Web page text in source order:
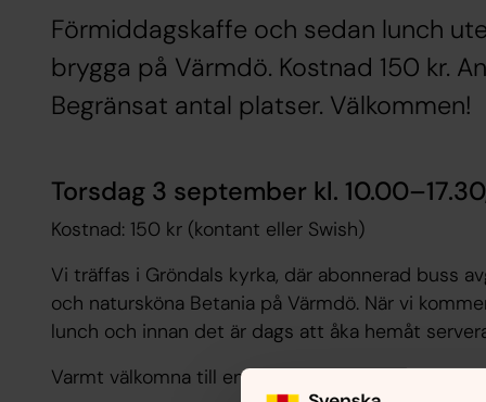
Förmiddagskaffe och sedan lunch
brygga på Värmdö. Kostnad 150 kr.
Begränsat antal platser. Välkommen!
Torsdag 3 september kl.
Kostnad: 150 kr (kontant eller Swish)
Vi träffas i Gröndals kyrka, där abonnerad buss
och natursköna Betania på Värmdö. När vi
lunch och innan det är dags att åka hemåt
Varmt välkomna till en dagsutflykt i stillhetens